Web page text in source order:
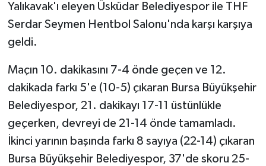
Yalıkavak'ı eleyen Üsküdar Belediyespor ile THF
Serdar Seymen Hentbol Salonu'nda karşı karşıya
geldi.
Maçın 10. dakikasını 7-4 önde geçen ve 12.
dakikada farkı 5'e (10-5) çıkaran Bursa Büyükşehir
Belediyespor, 21. dakikayı 17-11 üstünlükle
geçerken, devreyi de 21-14 önde tamamladı.
İkinci yarının başında farkı 8 sayıya (22-14) çıkaran
Bursa Büyükşehir Belediyespor, 37'de skoru 25-